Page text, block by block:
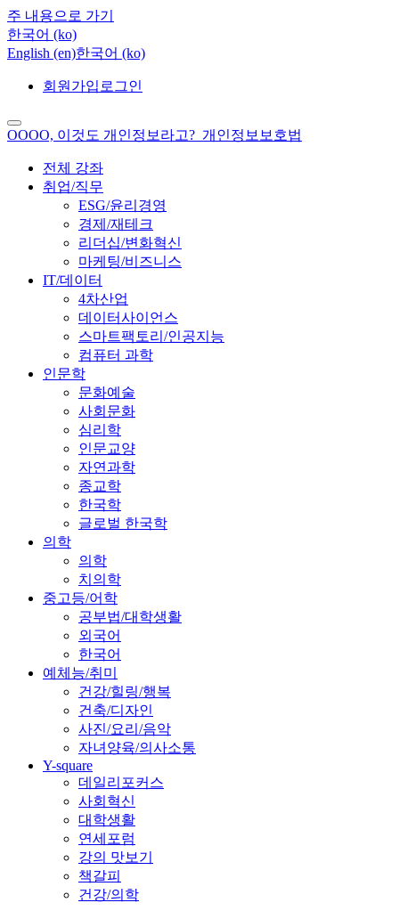
주 내용으로 가기
한국어 ‎(ko)‎
English ‎(en)‎한국어 ‎(ko)‎
회원가입 로그인
OOOO, 이것도 개인정보라고?_개인정보보호법
전체 강좌
취업/직무
ESG/윤리경영
경제/재테크
리더십/변화혁신
마케팅/비즈니스
IT/데이터
4차산업
데이터사이언스
스마트팩토리/인공지능
컴퓨터 과학
인문학
문화예술
사회문화
심리학
인문교양
자연과학
종교학
한국학
글로벌 한국학
의학
의학
치의학
중고등/어학
공부법/대학생활
외국어
한국어
예체능/취미
건강/힐링/행복
건축/디자인
사진/요리/음악
자녀양육/의사소통
Y-square
데일리포커스
사회혁신
대학생활
연세포럼
강의 맛보기
책갈피
건강/의학